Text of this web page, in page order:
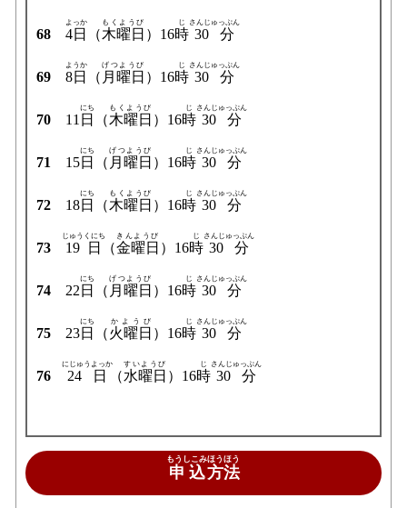
68 4日
よっか
（木曜日
もくようび
）16時
じ
30分
さんじゅっぷん
69 8日
ようか
（ 月曜日
げつようび
）16時
じ
30分
さんじゅっぷん
70 11 日
にち
（木曜日
もくようび
）16時
じ
30分
さんじゅっぷん
71 15日
にち
（ 月曜日
げつようび
）16時
じ
30分
さんじゅっぷん
72 18日
にち
（木曜日
もくようび
）16時
じ
30分
さんじゅっぷん
73 19日
じゅうくにち
（金曜日
きんようび
）16時
じ
30分
さんじゅっぷん
74 22 日
にち
（ 月曜日
げつようび
）16時
じ
30分
さんじゅっぷん
75 23日
にち
（火曜日
かようび
）16時
じ
30分
さんじゅっぷん
76 24日
にじゅうよっか
（水曜日
すいようび
）16時
じ
30分
さんじゅっぷん
申込
もうしこみ
方法
ほうほう